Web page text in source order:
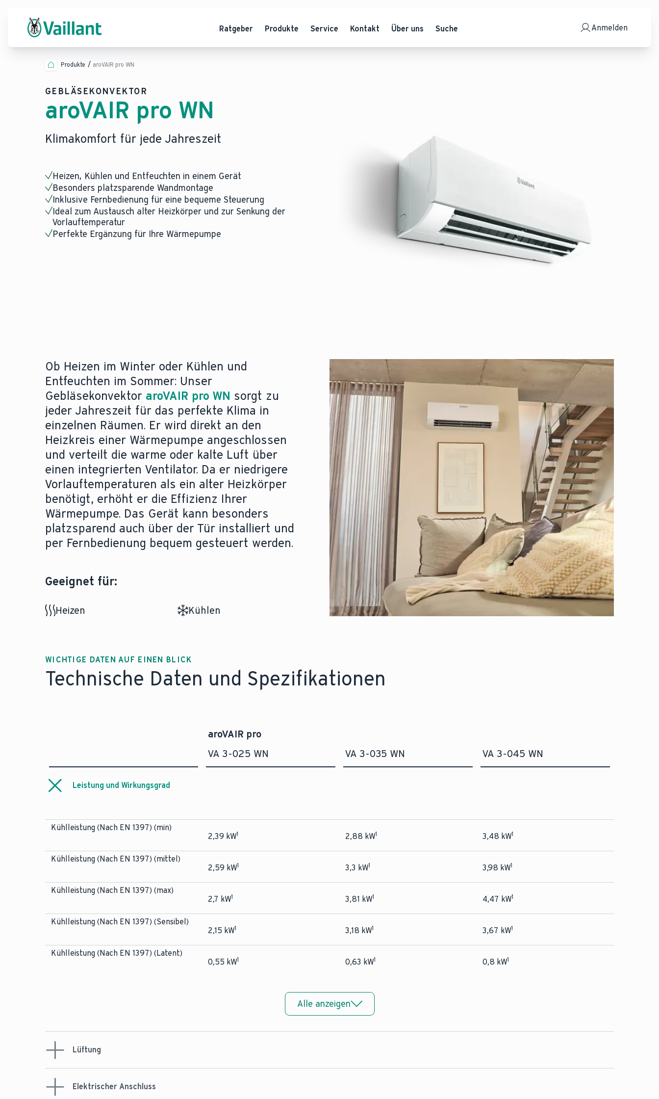
Ratgeber Produkte Service Kontakt Über uns Suche Anmelden
Produkte aroVAIR pro WN
GEBLÄSEKONVEKTOR
aroVAIR pro WN
Klimakomfort für jede Jahreszeit
Heizen, Kühlen und Entfeuchten in einem Gerät
Besonders platzsparende Wandmontage
Inklusive Fernbedienung für eine bequeme Steuerung
Ideal zum Austausch alter Heizkörper und zur Senkung der
Vorlauftemperatur
Perfekte Ergänzung für Ihre Wärmepumpe
Ob Heizen im Winter oder Kühlen und
Entfeuchten im Sommer: Unser
Gebläsekonvektor aroVAIR pro WN sorgt zu
jeder Jahreszeit für das perfekte Klima in
einzelnen Räumen. Er wird direkt an den
Heizkreis einer Wärmepumpe angeschlossen
und verteilt die warme oder kalte Luft über
einen integrierten Ventilator. Da er niedrigere
Vorlauftemperaturen als ein alter Heizkörper
benötigt, erhöht er die Effizienz Ihrer
Wärmepumpe. Das Gerät kann besonders
platzsparend auch über der Tür installiert und
per Fernbedienung bequem gesteuert werden.
Geeignet für:
Heizen Kühlen
WICHTIGE DATEN AUF EINEN BLICK
Technische Daten und Spezifikationen
aroVAIR pro
VA 3-025 WN
VA 3-035 WN VA 3-045 WN
Leistung und Wirkungsgrad
Kühlleistung (Nach EN 1397) (min)
2,39 kW1 2,88 kW1 3,48 kW1
Kühlleistung (Nach EN 1397) (mittel)
2,59 kW1 3,3 kW1 3,98 kW1
Kühlleistung (Nach EN 1397) (max)
2,7 kW1 3,81 kW1 4,47 kW1
Kühlleistung (Nach EN 1397) (Sensibel)
2,15 kW1 3,18 kW1 3,67 kW1
Kühlleistung (Nach EN 1397) (Latent)
0,55 kW1 0,63 kW1 0,8 kW1
Alle anzeigen
Lüftung
Luftvolumenstrom (min)
Elektrischer Anschluss